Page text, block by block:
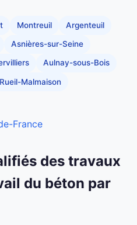
Montreuil Argenteuil
Asnières-sur-Seine
Aulnay-sous-Bois
Rueil-Malmaison
France
des travaux
du béton par